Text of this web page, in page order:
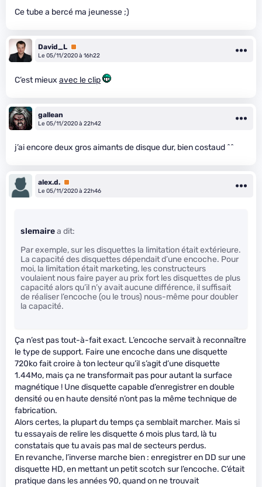
Ce tube a bercé ma jeunesse ;)
David_L Premium
Le 05/11/2020 à 16h22
C’est mieux avec le clip
gallean
Le 05/11/2020 à 22h42
j’ai encore deux gros aimants de disque dur, bien costaud ^^
alex.d. Premium
Le 05/11/2020 à 22h46
slemairea dit:
Par exemple, sur les disquettes la limitation était extérieure.
La capacité des disquettes dépendait d’une encoche. Pour
moi, la limitation était marketing, les constructeurs
voulaient nous faire payer au prix fort les disquettes de plus
capacité alors qu’il n’y avait aucune différence, il suffisait
de réaliser l’encoche (ou le trous) nous-même pour doubler
la capacité.
Ça n’est pas tout-à-fait exact. L’encoche servait à reconnaître
le type de support. Faire une encoche dans une disquette
720ko fait croire à ton lecteur qu’il s’agit d’une disquette
1.44Mo, mais ça ne transformait pas pour autant la surface
magnétique ! Une disquette capable d’enregistrer en double
densité ou en haute densité n’ont pas la même technique de
fabrication.
Alors certes, la plupart du temps ça semblait marcher. Mais si
tu essayais de relire les disquette 6 mois plus tard, là tu
constatais que tu avais pas mal de secteurs perdus.
En revanche, l’inverse marche bien : enregistrer en DD sur une
disquette HD, en mettant un petit scotch sur l’encoche. C’était
pratique dans les années 90, quand on ne trouvait